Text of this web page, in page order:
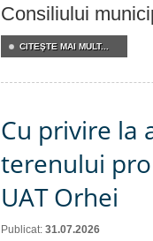
Consiliului
CITEŞTE MAI MULT...
Cu privire la
terenului
UAT Orhei
Publicat: 31.07.2026